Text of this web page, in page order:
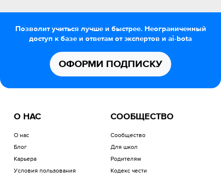
Позволит учиться лучше и быстрее. Неограниченный
доступ к базе и ответам от экспертов и ai-bota
ОФОРМИ ПОДПИСКУ
О НАС
О нас
Блог
Карьера
Условия пользования
СООБЩЕСТВО
Сообщество
Для школ
Родителям
Кодекс чести